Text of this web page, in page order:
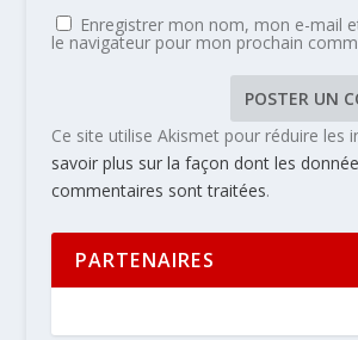
Enregistrer mon nom, mon e-mail
le navigateur pour mon prochain
Ce site utilise Akismet pour réduire les
savoir plus sur la façon dont les
commentaires sont traitées.
PARTENAIRES